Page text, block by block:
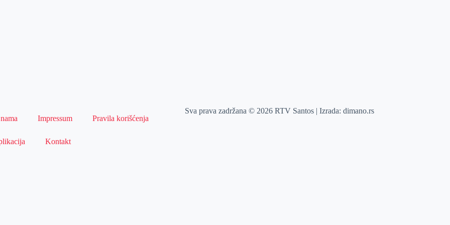
Impressum Pravila korišćenja
Kontakt
Sva prava zadržana © 2026 RTV Santos | Izrada:dimano.rs